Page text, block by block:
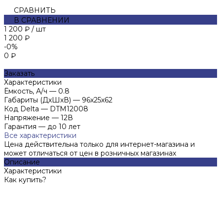
СРАВНИТЬ
В СРАВНЕНИИ
1 200 ₽ / шт
1 200 ₽
-0%
0 ₽
Заказать
Характеристики
Ёмкость, А/ч — 0.8
Габариты (ДхШхВ) — 96х25х62
Код Delta — DTM12008
Напряжение — 12В
Гарантия — до 10 лет
Все характеристики
Цена действительна только для интернет-магазина и
может отличаться от цен в розничных магазинах
Описание
Характеристики
Как купить?